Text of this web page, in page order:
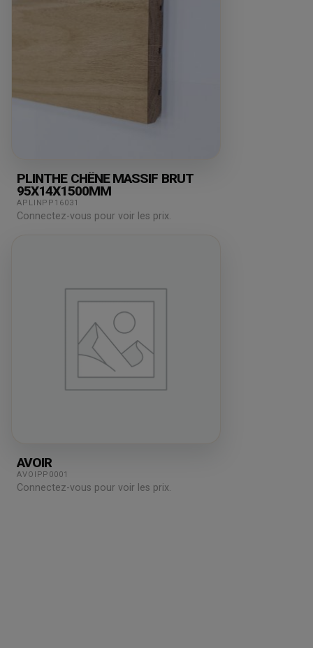
PLINTHE CHÊNE MASSIF BRUT
95X14X1500MM
APLINPP16031
Connectez-vous pour voir les prix.
AVOIR
AVOIPP0001
Connectez-vous pour voir les prix.